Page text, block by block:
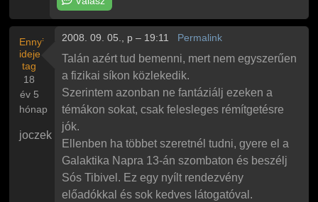
Ennyi
ideje
tag
18
év 5
hónap
joczek
2008. 09. 05., p – 19:11 Permalink
Talán azért tud bemenni, mert nem egyszerűen
a fizikai síkon közlekedik.
Szerintem azonban ne fantáziálj ezeken a
témákon sokat, csak felesleges rémítgetésre
jók.
Ellenben ha többet szeretnél tudni, gyere el a
Galaktika Napra 13-án szombaton és beszélj
Sós Tibivel. Ez egy nyílt rendezvény
előadókkal és sok kedves látogatóval.